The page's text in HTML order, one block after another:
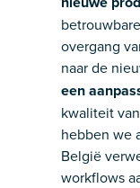
overgang
naar de
een
kwaliteit
hebben we
België
workflows